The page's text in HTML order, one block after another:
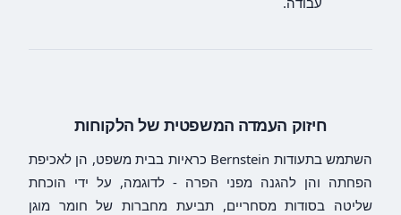
חיזוק העמדה המשפטית של הלקוחות
השתמש בתעודות Bernstein כראיות בבית משפט, הן לאכיפת
הפחתה והן להגנה מפני הפרה - לדוגמה, על ידי הוכחת
שליטה בסודות מסחריים, תביעת מחברות של חומר מוגן